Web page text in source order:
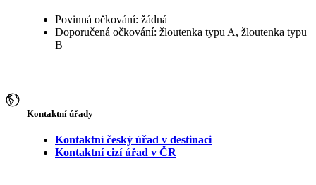
Povinná očkování: žádná
Doporučená očkování: žloutenka typu A, žloutenka typu
B
Kontaktní úřady
Kontaktní český úřad v destinaci
Kontaktní cizí úřad v ČR